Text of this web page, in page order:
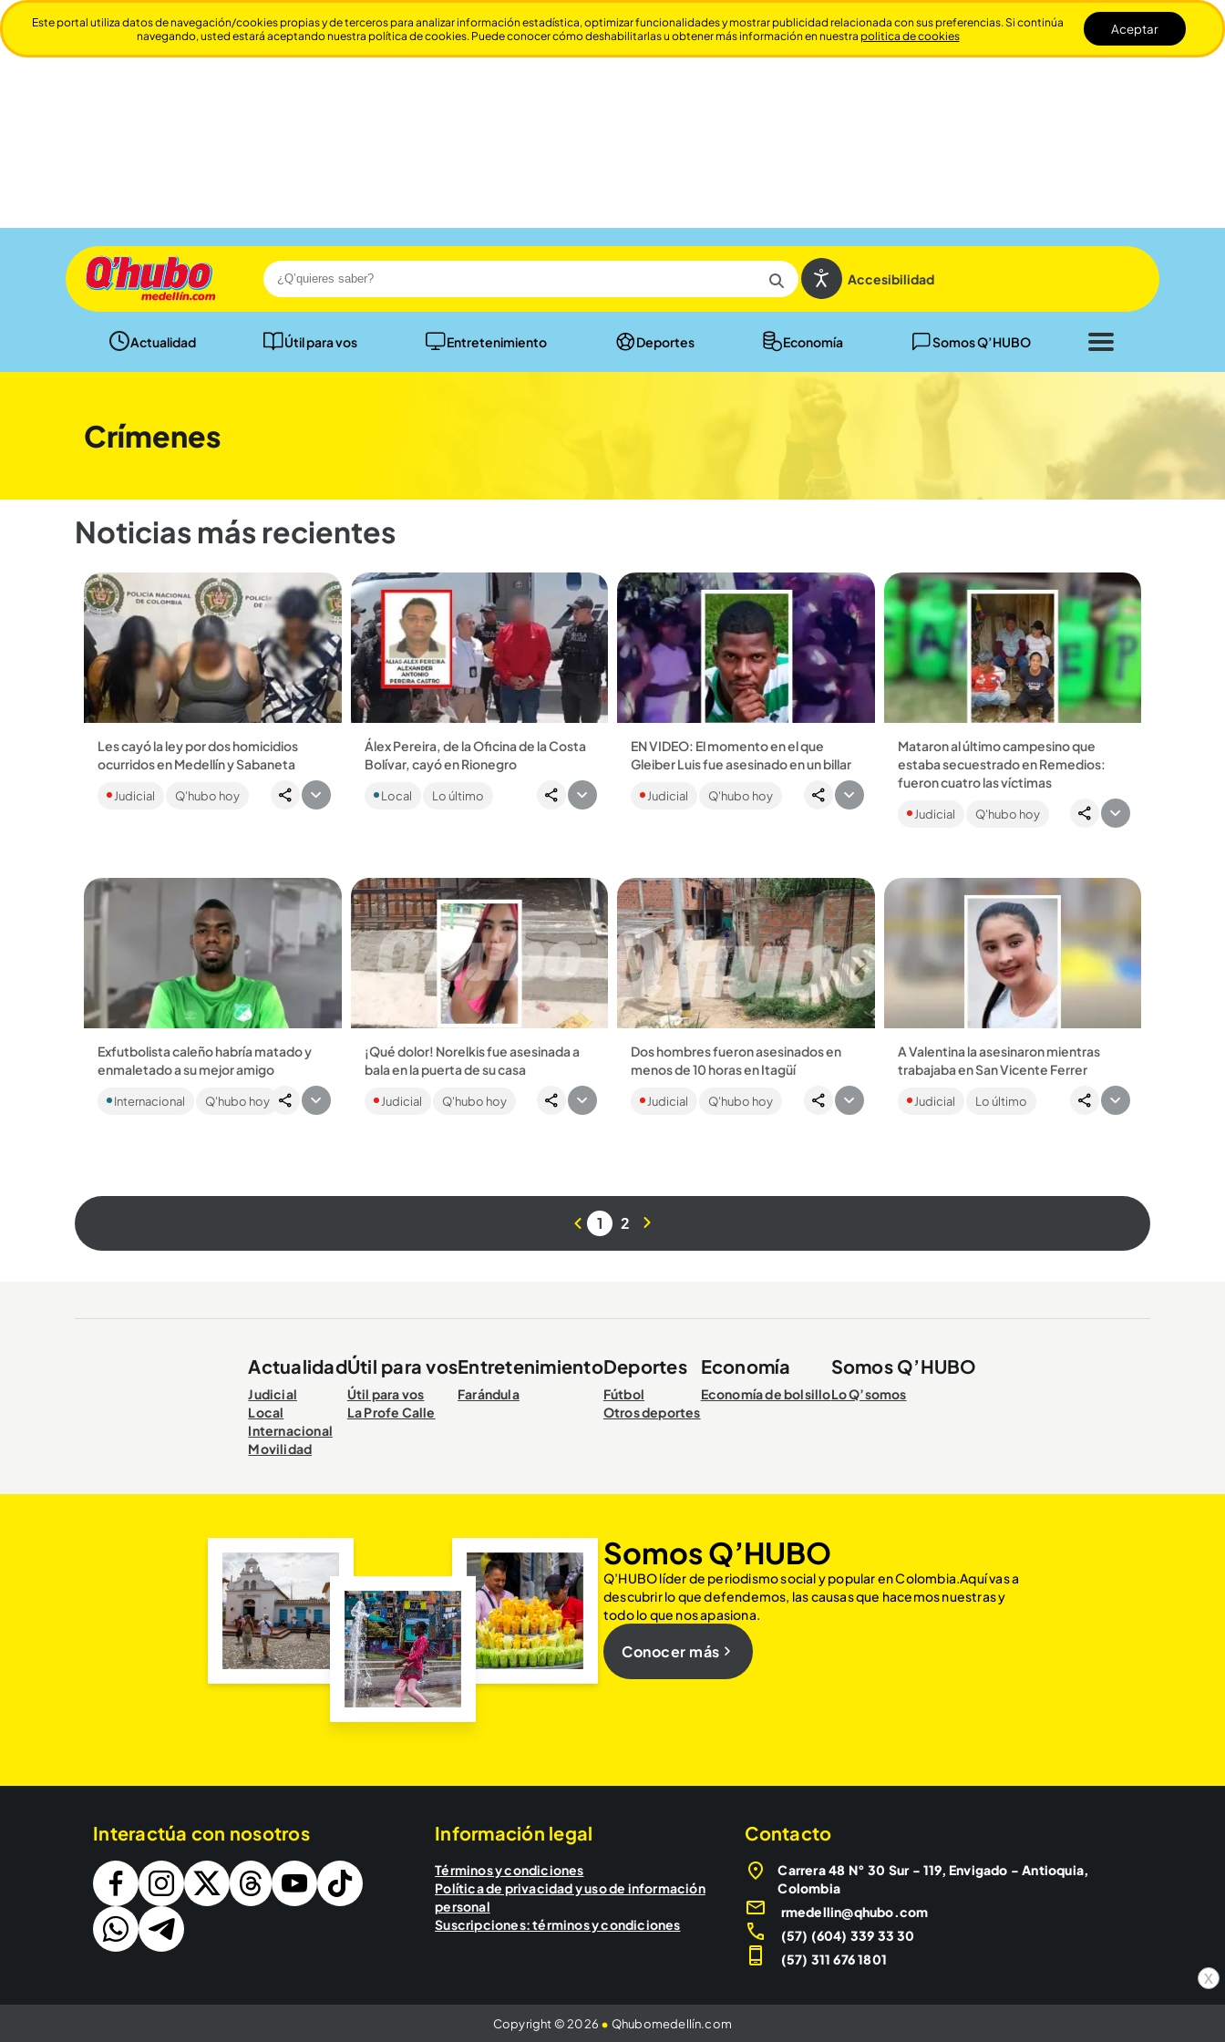
x
Accesibilidad
Actualidad Útil para vos Entretenimiento Deportes Economía Somos Q’HUBO
Cerrar
Crímenes
Noticias más recientes
Les cayó la ley por dos homicidios
ocurridos en Medellín y Sabaneta
como José Israel González Saraza y
David Giraldo Sarria. Los cuatro fueron
Judicial Q'hubo hoy
Álex Pereira, de la Oficina de la Costa
Bolívar, cayó en Rionegro
Córdova tras ser expulsado de
Local Lo último
EN VIDEO: El momento en el que
Gleiber Luis fue asesinado en un billar
Los hechos, que quedaron registrados
en video, habrían tumbado la primera
Judicial Q'hubo hoy
Mataron al último campesino que
estaba secuestrado en Remedios:
fueron cuatro las víctimas
sería el cuarto asesinado por las
Judicial Q'hubo hoy
Exfutbolista caleño habría matado y
enmaletado a su mejor amigo
El hombre, quien alguna vez fue una
promesa del futbol colombiano,
protagonizó el brutal crimen ocurrido
Internacional Q'hubo hoy
¡Qué dolor! Norelkis fue asesinada a
bala en la puerta de su casa
madre de cuatro hijos sucedió en la
vereda El Porvenir de Itagüí. También
Judicial Q'hubo hoy
Dos hombres fueron asesinados en
menos de 10 horas en Itagüí
Ambos crímenes se cometieron en la
vereda El Ajizal. Se investiga lo ocurrido
Judicial Q'hubo hoy
A Valentina la asesinaron mientras
trabajaba en San Vicente Ferrer
gasolina. El cuerpo de la joven fue
Judicial Lo último
1 2
Actualidad
Judicial
Local
Internacional
Movilidad
Útil para vos
Útil para vos
La Profe Calle
Entretenimiento
Farándula
Deportes
Fútbol
Otros deportes
Economía
Economía de bolsillo
Somos Q’HUBO
Lo Q’somos
Somos Q’HUBO
Q’HUBO líder de periodismo social y popular en Colombia.Aquí vas a
descubrir lo que defendemos, las causas que hacemos nuestras y
todo lo que nos apasiona.
Conocer más
Interactúa con nosotros Información legal
Términos y condiciones
Política de privacidad y uso de información
personal
Suscripciones: términos y condiciones
Contacto
Carrera 48 N° 30 Sur - 119, Envigado - Antioquia,
Colombia
rmedellin@qhubo.com
(57) (604) 339 33 30
(57) 311 676 1801
Copyright © 2026 • Qhubomedellín.com
Este portal utiliza datos de navegación/cookies propias y de terceros para analizar información estadística, optimizar funcionalidades y mostrar publicidad relacionada con sus preferencias. Si continúa
navegando, usted estará aceptando nuestra política de cookies. Puede conocer cómo deshabilitarlas u obtener más información en nuestra politica de cookies Aceptar